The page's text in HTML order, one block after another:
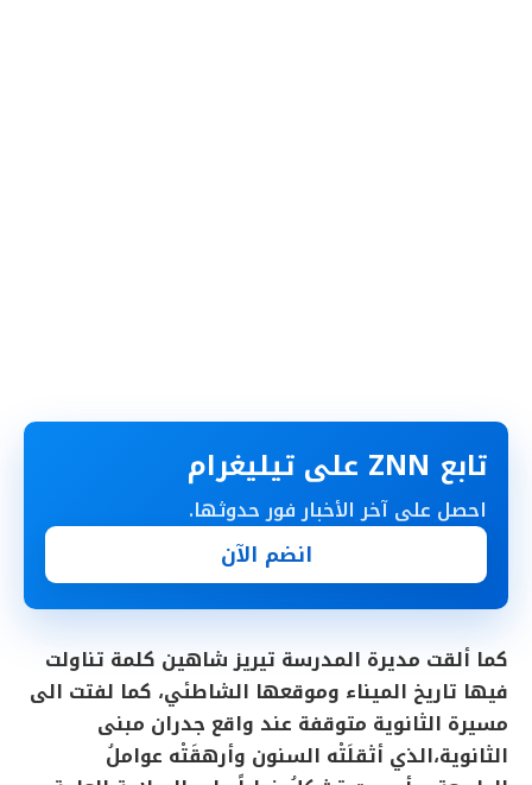
تابع ZNN على تيليغرام
احصل على آخر الأخبار فور حدوثها.
انضم الآن
كما ألقت مديرة المدرسة تيريز شاهين كلمة تناولت
فيها تاريخ الميناء وموقعها الشاطئي، كما لفتت الى
مسيرة الثانوية متوقفة عند واقع جدران مبنى
الثانوية،الذي أثقلَتْه السنون وأرهقَتْه عواملُ